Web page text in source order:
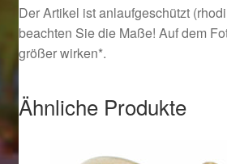
Partner
Shop
Startseite
Der Artikel ist anlaufgeschützt
beachten Sie die Maße! Auf dem
größer wirken*.
Ähnliche Produkte